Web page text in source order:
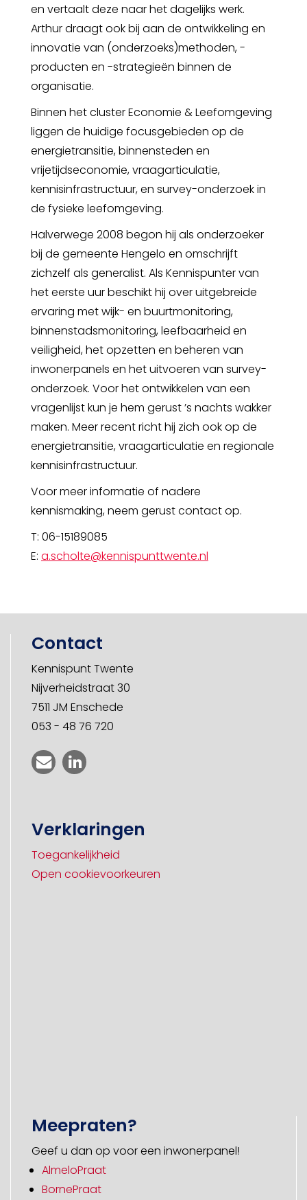
en vertaalt deze naar het dagelijks werk.
Arthur draagt ook bij aan de ontwikkeling en
innovatie van (onderzoeks)methoden, -
producten en -strategieën binnen de
organisatie.
Binnen het cluster Economie & Leefomgeving
liggen de huidige focusgebieden op de
energietransitie, binnensteden en
vrijetijdseconomie, vraagarticulatie,
kennisinfrastructuur, en survey-onderzoek in
de fysieke leefomgeving.
Halverwege 2008 begon hij als onderzoeker
bij de gemeente Hengelo en omschrijft
zichzelf als generalist. Als Kennispunter van
het eerste uur beschikt hij over uitgebreide
ervaring met wijk- en buurtmonitoring,
binnenstadsmonitoring, leefbaarheid en
veiligheid, het opzetten en beheren van
inwonerpanels en het uitvoeren van survey-
onderzoek. Voor het ontwikkelen van een
vragenlijst kun je hem gerust ’s nachts wakker
maken. Meer recent richt hij zich ook op de
energietransitie, vraagarticulatie en regionale
kennisinfrastructuur.
Voor meer informatie of nadere
kennismaking, neem gerust contact op.
T: 06-15189085
E: a.scholte@kennispunttwente.nl
Contact
Kennispunt Twente
Nijverheidstraat 30
7511 JM Enschede
053 - 48 76 720
Verklaringen
Toegankelijkheid
Open cookievoorkeuren
Meepraten?
Geef u dan op voor een inwonerpanel!
AlmeloPraat
BornePraat